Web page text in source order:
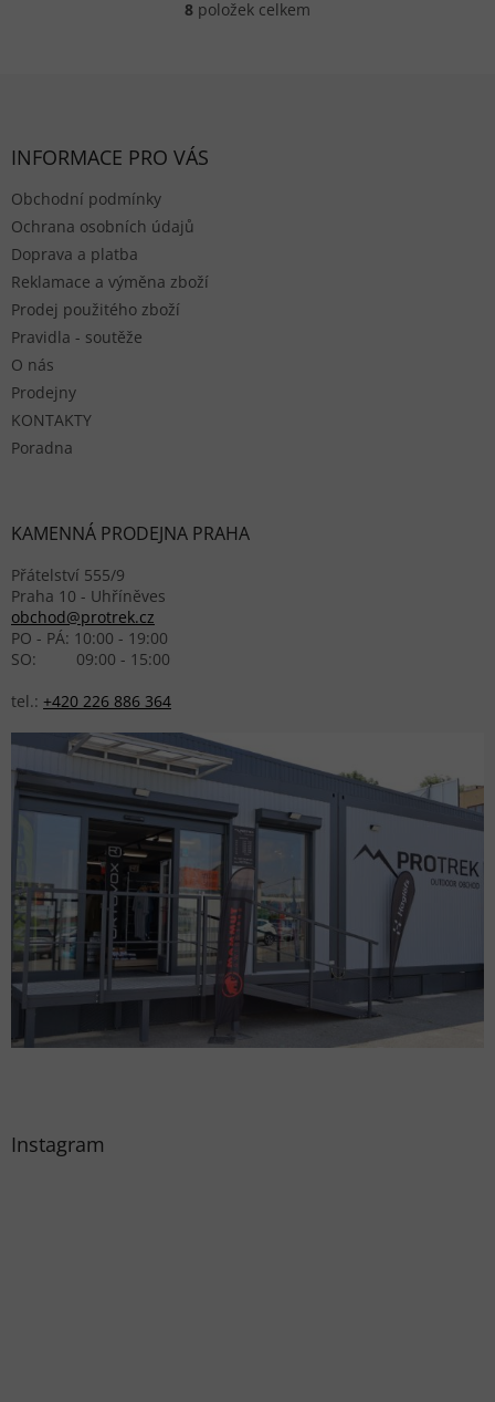
Ovládací prvky výpisu
8 položek celkem
INFORMACE PRO VÁS
Obchodní podmínky
Ochrana osobních údajů
Doprava a platba
Reklamace a výměna zboží
Prodej použitého zboží
Pravidla - soutěže
O nás
Prodejny
KONTAKTY
Poradna
KAMENNÁ PRODEJNA PRAHA
Přátelství 555/9
Praha 10 - Uhříněves
obchod@protrek.cz
PO - PÁ: 10:00 - 19:00
SO: 09:00 - 15:00
tel.: +420 226 886 364
Instagram